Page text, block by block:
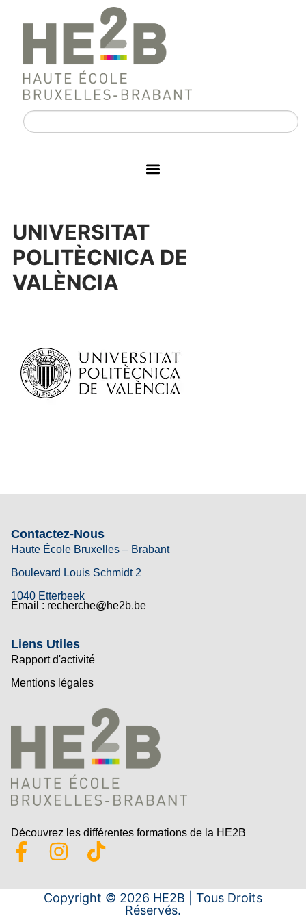
UNIVERSITAT
POLITÈCNICA DE
VALÈNCIA
Découvrez les différentes formations de la HE2B
Liens Utiles
Rapport d'activité
Mentions légales
Contactez-Nous
Haute École Bruxelles – Brabant
Boulevard Louis Schmidt 2
1040 Etterbeek
Email : recherche@he2b.be
Copyright © 2026 HE2B | Tous Droits
Réservés.